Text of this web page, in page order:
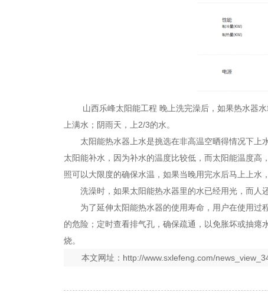
山西乐峰太阳能工程 晚上洗完澡后，如果热水器
上满水；阴雨天，上2/3的水。
太阳能热水器上水是挑选在非高温空晒得情况下
太阳能补水，因为补水的温度比较低，而太阳能温度
照可以大限度的确保水温，如果当晚用完水后马上上水
洗澡时，如果太阳能热水器里的水已经用光，而人
为了延伸太阳能热水器的使用寿命，用户在使用
的危险；定时查看排气孔，确保疏通，以免胀坏或抽
烧。
本文网址： http://www.sxlefeng.com/